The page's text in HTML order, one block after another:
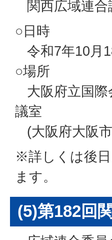
関西広域連合
○日時
令和7年10月
○場所
大阪府立国際
議室
(大阪府大阪
※詳しくは後
ます。
(5)第182回